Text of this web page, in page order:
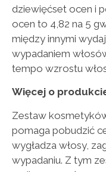
dziewięćset ocen i
ocen to 4,82 na 5
między innymi
wypadaniem
tempo wzrostu
Więcej o
Zestaw
pomaga pobudzić
wygładza włosy,
wypadaniu. Z tym